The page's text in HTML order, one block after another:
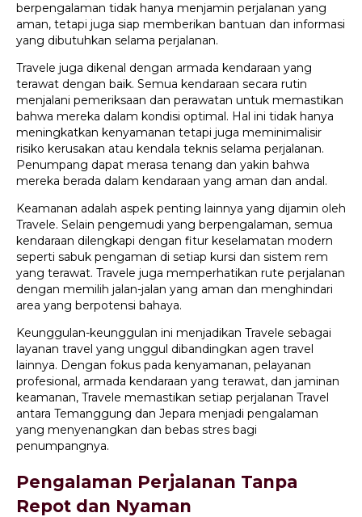
berpengalaman tidak hanya menjamin perjalanan yang
aman, tetapi juga siap memberikan bantuan dan informasi
yang dibutuhkan selama perjalanan.
Travele juga dikenal dengan armada kendaraan yang
terawat dengan baik. Semua kendaraan secara rutin
menjalani pemeriksaan dan perawatan untuk memastikan
bahwa mereka dalam kondisi optimal. Hal ini tidak hanya
meningkatkan kenyamanan tetapi juga meminimalisir
risiko kerusakan atau kendala teknis selama perjalanan.
Penumpang dapat merasa tenang dan yakin bahwa
mereka berada dalam kendaraan yang aman dan andal.
Keamanan adalah aspek penting lainnya yang dijamin oleh
Travele. Selain pengemudi yang berpengalaman, semua
kendaraan dilengkapi dengan fitur keselamatan modern
seperti sabuk pengaman di setiap kursi dan sistem rem
yang terawat. Travele juga memperhatikan rute perjalanan
dengan memilih jalan-jalan yang aman dan menghindari
area yang berpotensi bahaya.
Keunggulan-keunggulan ini menjadikan Travele sebagai
layanan travel yang unggul dibandingkan agen travel
lainnya. Dengan fokus pada kenyamanan, pelayanan
profesional, armada kendaraan yang terawat, dan jaminan
keamanan, Travele memastikan setiap perjalanan Travel
antara Temanggung dan Jepara menjadi pengalaman
yang menyenangkan dan bebas stres bagi
penumpangnya.
Pengalaman Perjalanan Tanpa
Repot dan Nyaman